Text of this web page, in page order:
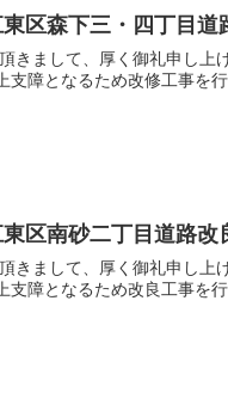
区森下三・四丁目道
きまして、厚く御礼申し
障となるため改修工事を
区南砂二丁目道路改
きまして、厚く御礼申し
障となるため改良工事を